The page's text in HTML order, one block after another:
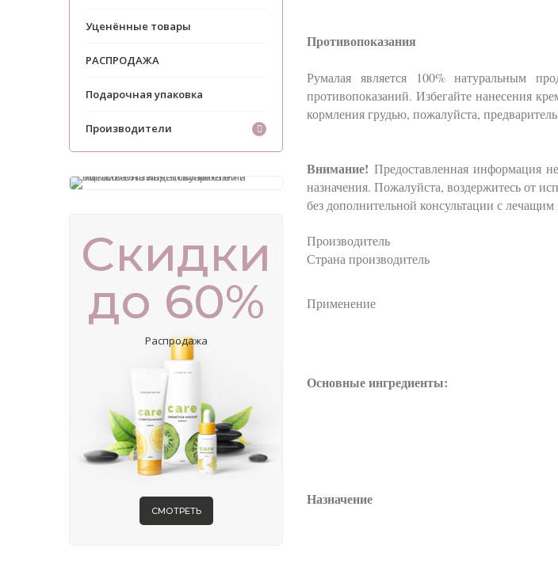
Противопоказания
Румалая является 100% натуральным
противопоказаний. Избегайте нанесения
кормления грудью, пожалуйста,
Внимание! Предоставленная информация
назначения. Пожалуйста, воздержитесь от
без дополнительной консультации с лечащим
Производитель
Страна производитель
Применение
Основные ингредиенты:
Назначение
Уценённые товары
РАСПРОДАЖА
Подарочная упаковка
Производители
Скидки
до 60%
Распродажа
СМОТРЕТЬ